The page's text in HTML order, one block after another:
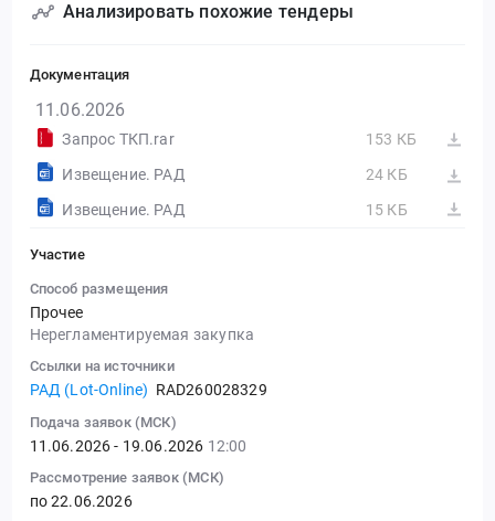
Анализировать похожие тендеры
Документация
11.06.2026
Запрос ТКП.rar
153 КБ
Извещение. РАД
24 КБ
Извещение. РАД
15 КБ
Участие
Способ размещения
Прочее
Нерегламентируемая закупка
Ссылки на источники
РАД (Lot-Online) RAD260028329
Подача заявок (МСК)
11.06.2026 - 19.06.2026 12:00
Рассмотрение заявок (МСК)
по 22.06.2026